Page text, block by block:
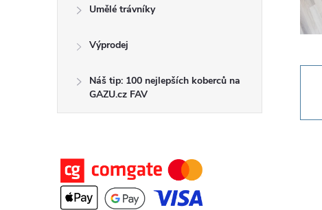
í
p
a
Umělé trávníky
Výprodej
Náš tip: 100 nejlepších koberců na
GAZU.cz FAV